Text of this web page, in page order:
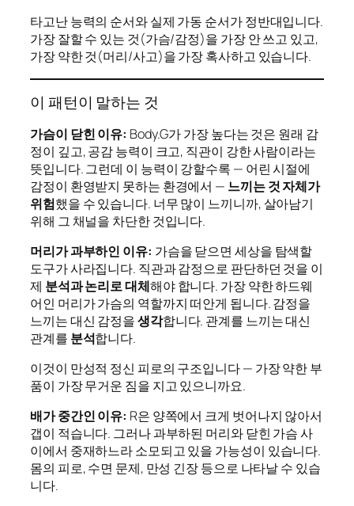
타고난 능력의 순서와 실제 가동 순서가 정반대입니다.
가장 잘할 수 있는 것(가슴/감정)을 가장 안 쓰고 있고,
가장 약한 것(머리/사고)을 가장 혹사하고 있습니다.
이 패턴이 말하는 것
가슴이 닫힌 이유: Body.G가 가장 높다는 것은 원래 감
정이 깊고, 공감 능력이 크고, 직관이 강한 사람이라는
뜻입니다. 그런데 이 능력이 강할수록 — 어린 시절에
감정이 환영받지 못하는 환경에서 — 느끼는 것 자체가
위험했을 수 있습니다. 너무 많이 느끼니까, 살아남기
위해 그 채널을 차단한 것입니다.
머리가 과부하인 이유: 가슴을 닫으면 세상을 탐색할
도구가 사라집니다. 직관과 감정으로 판단하던 것을 이
제 분석과 논리로 대체해야 합니다. 가장 약한 하드웨
어인 머리가 가슴의 역할까지 떠안게 됩니다. 감정을
느끼는 대신 감정을생각합니다. 관계를 느끼는 대신
관계를 분석합니다.
이것이 만성적 정신 피로의 구조입니다 — 가장 약한 부
품이 가장 무거운 짐을 지고 있으니까요.
배가 중간인 이유: R은 양쪽에서 크게 벗어나지 않아서
갭이 적습니다. 그러나 과부하된 머리와 닫힌 가슴 사
이에서 중재하느라 소모되고 있을 가능성이 있습니다.
몸의 피로, 수면 문제, 만성 긴장 등으로 나타날 수 있습
니다.